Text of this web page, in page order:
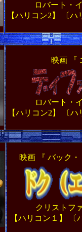
ロバート・
【ハリコン2】 〔
映画 『
ロバート・
【ハリコン2】 〔
映画 『 バック
クリストフ
【ハリコン１】